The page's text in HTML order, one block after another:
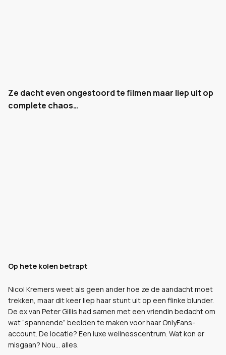
Ze dacht even ongestoord te filmen maar liep uit op
complete chaos…
Op hete kolen betrapt
Nicol Kremers weet als geen ander hoe ze de aandacht moet
trekken, maar dit keer liep haar stunt uit op een flinke blunder.
De ex van Peter Gillis had samen met een vriendin bedacht om
wat “spannende” beelden te maken voor haar OnlyFans-
account. De locatie? Een luxe wellnesscentrum. Wat kon er
misgaan? Nou… alles.